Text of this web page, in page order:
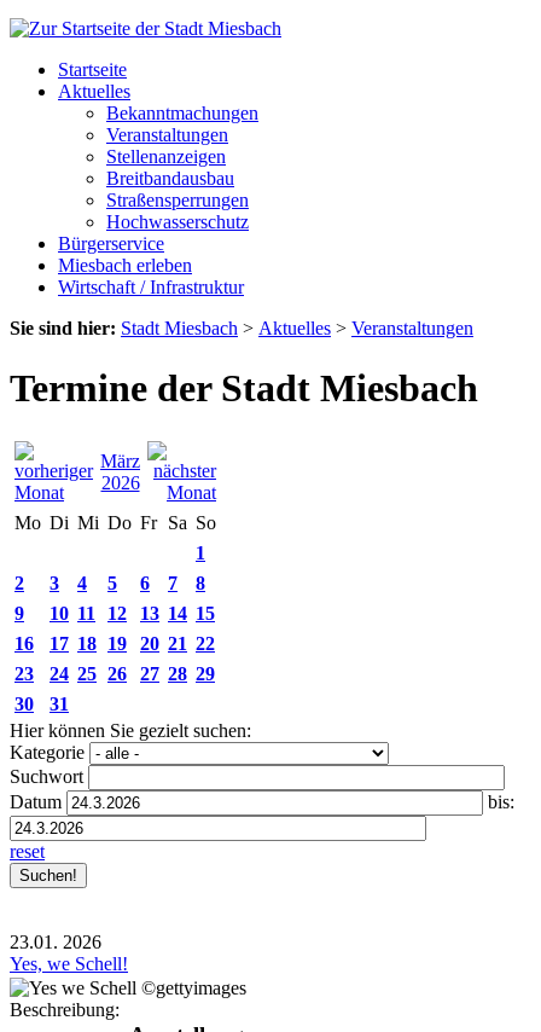
Startseite
Aktuelles
Bekanntmachungen
Veranstaltungen
Stellenanzeigen
Breitbandausbau
Straßensperrungen
Hochwasserschutz
Bürgerservice
Miesbach erleben
Wirtschaft / Infrastruktur
Sie sind hier: Stadt Miesbach > Aktuelles > Veranstaltungen
Termine der Stadt Miesbach
März
2026
Mo Di Mi Do Fr Sa So
1
2
3 4 5 6 7
8
9
10 11 12 13 14 15
16
17 18 19 20 21 22
23
24 25 26 27 28 29
30
31
Hier können Sie gezielt suchen:
Kategorie
Suchwort
Datum
bis:
reset
23.01. 2026
Yes, we Schell!
Beschreibung: